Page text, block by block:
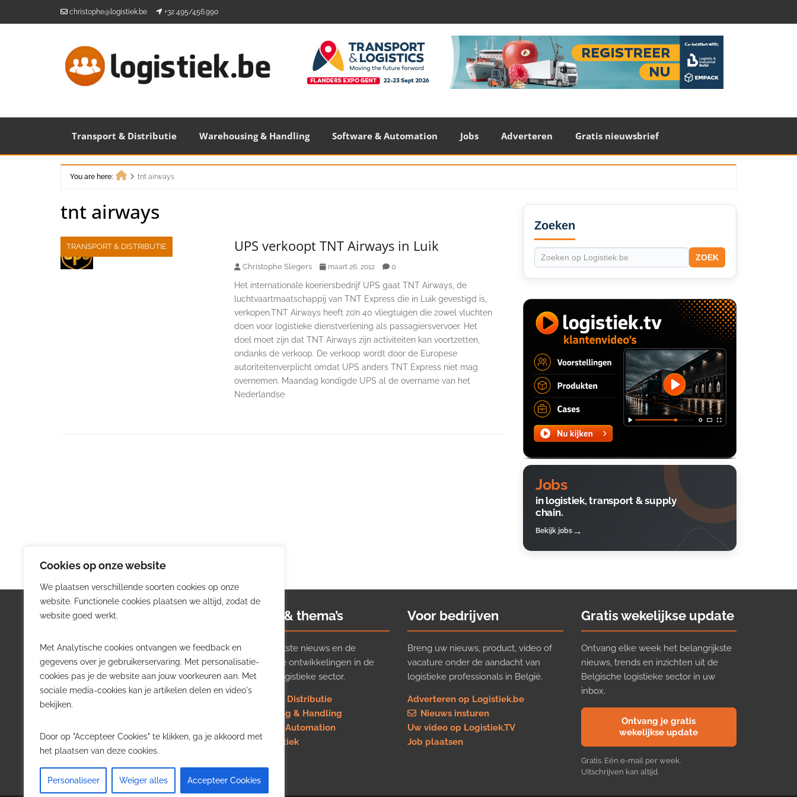
Cookies op onze website
We plaatsen verschillende soorten cookies op onze
website. Functionele cookies plaatsen we altijd, zodat de
website goed werkt.
Met Analytische cookies ontvangen we feedback en
gegevens over je gebruikerservaring. Met personalisatie-
cookies pas je de website aan jouw voorkeuren aan. Met
sociale media-cookies kan je artikelen delen en video's
bekijken.
Door op "Accepteer Cookies" te klikken, ga je akkoord met
het plaatsen van deze cookies.
Personaliseer Weiger alles Accepteer Cookies
christophe@logistiek.be +32 495/456.990
Transport & Distributie Warehousing & Handling Software & Automation Jobs Adverteren Gratis nieuwsbrief
You are here:
tnt airways
tnt airways
TRANSPORT & DISTRIBUTIE UPS verkoopt TNT Airways in Luik
Christophe Slegers maart 26, 2012 0
Het internationale koeriersbedrijf UPS gaat TNT Airways, de
luchtvaartmaatschappij van TNT Express die in Luik gevestigd is,
verkopen.TNT Airways heeft zo’n 40 vliegtuigen die zowel vluchten
doen voor logistieke dienstverlening als passagiersvervoer. Het
doel moet zijn dat TNT Airways zijn activiteiten kan voortzetten,
ondanks de verkoop. De verkoop wordt door de Europese
autoriteitenverplicht omdat UPS anders TNT Express niet mag
overnemen. Maandag kondigde UPS al de overname van het
Nederlandse
Secondary
Sidebar
Zoeken
ZOEK
Jobs
in logistiek, transport & supply
chain.
Bekijk jobs
Logistiek.be
Logistiek.be brengt dagelijks nieuws,
trends en praktijkverhalen over
transport, warehousing, supply chain
en automatisering in België.
willen volgen.
Nieuws & thema’s
Volg het laatste nieuws en de
belangrijkste ontwikkelingen in de
Belgische logistieke sector.
Transport & Distributie
Warehousing & Handling
Software & Automation
Job in logistiek
Voor bedrijven
Breng uw nieuws, product, video of
vacature onder de aandacht van
logistieke professionals in België.
Adverteren op Logistiek.be
Nieuws insturen
Uw video op Logistiek.TV
Job plaatsen
Gratis wekelijkse update
Ontvang elke week het belangrijkste
nieuws, trends en inzichten uit de
Belgische logistieke sector in uw
inbox.
Ontvang je gratis
wekelijkse update
Gratis. Eén e-mail per week.
Uitschrijven kan altijd.